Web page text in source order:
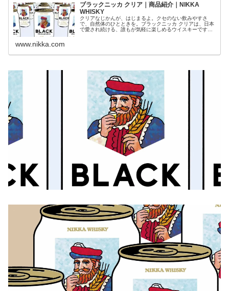
ブラックニッカ クリア｜商品紹介｜NIKKA
WHISKY
クリアなじかんが、はじまるよ。クセのない飲みやすさ
で、自然体のひとときを。ブラックニッカ クリアは、日本
で愛され続ける、誰もが気軽に楽しめるウイスキーです。
www.nikka.com